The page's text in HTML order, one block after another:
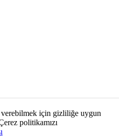
için gizliliğe uygun
politikamızı